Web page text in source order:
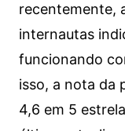
recentemente,
internautas
funcionando
isso, a nota da
4,6 em 5